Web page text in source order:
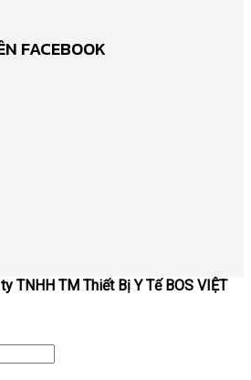
FACEBOOK
TNHH TM Thiết Bị Y Tế BOS VIỆT